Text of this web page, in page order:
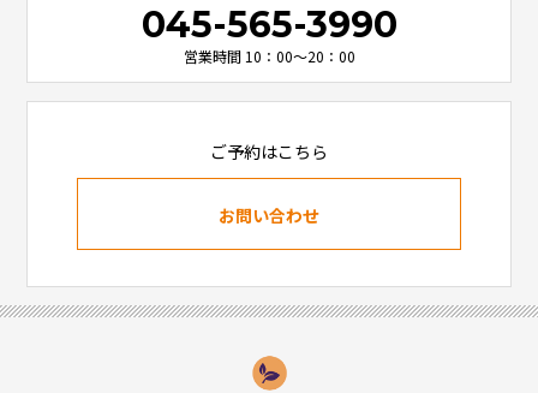
045-565-3990
営業時間 10：00～20：00
ご予約はこちら
お問い合わせ